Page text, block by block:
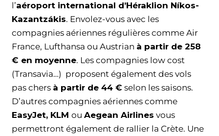
l’aéroport international d’Héraklion Níkos-
Kazantzákis. Envolez-vous avec les
compagnies aériennes régulières comme Air
France, Lufthansa ou Austrian à partir de 258
€ en moyenne. Les compagnies low cost
(Transavia…) proposent également des vols
pas chers à partir de 44 € selon les saisons.
D’autres compagnies aériennes comme
EasyJet, KLM ou Aegean Airlines vous
permettront également de rallier la Crète. Une